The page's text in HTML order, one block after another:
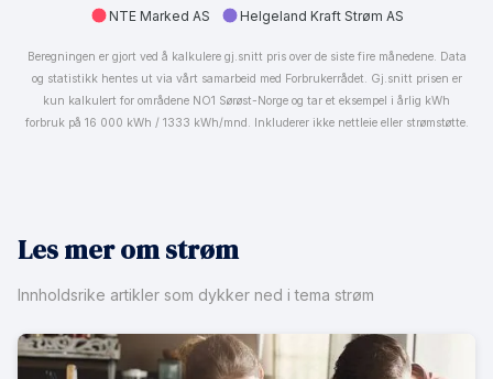
NTE Marked AS
Helgeland Kraft Strøm AS
Beregningen er gjort ved å kalkulere gj.snitt pris over de siste fire månedene. Data
og statistikk hentes ut via vårt samarbeid med Forbrukerrådet. Gj.snitt prisen er
kun kalkulert for områdene NO1 Sørøst-Norge og tar et eksempel i årlig kWh
forbruk på 16 000 kWh / 1333 kWh/mnd. Inkluderer ikke nettleie eller strømstøtte.
Les mer om strøm
Innholdsrike artikler som dykker ned i tema strøm